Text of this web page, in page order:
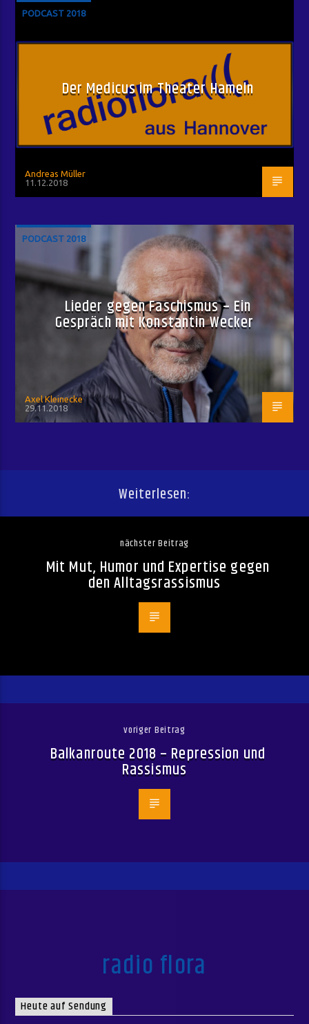
PODCAST 2018
Der Medicus im Theater Hameln
Andreas Müller
11.12.2018
PODCAST 2018
Lieder gegen Faschismus – Ein
Gespräch mit Konstantin Wecker
Axel Kleinecke
29.11.2018
Weiterlesen:
nächster Beitrag
Mit Mut, Humor und Expertise gegen
den Alltagsrassismus
voriger Beitrag
Balkanroute 2018 – Repression und
Rassismus
radio flora
Heute auf Sendung